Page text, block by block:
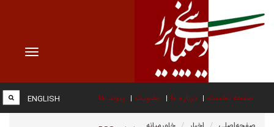
Toggle
صفحه نخست درباره ما عضویت پیوند ها ENGLISH